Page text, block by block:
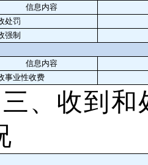
信息内容
处罚
强制
信息内容
事业性收费
三、收到和